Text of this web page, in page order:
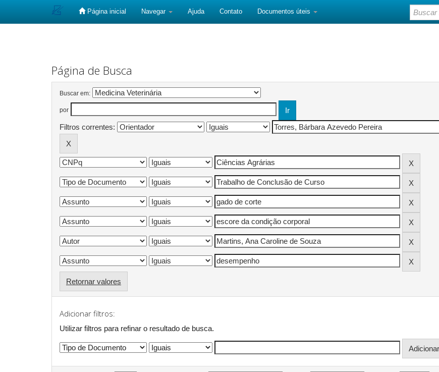
Página inicial Navegar Ajuda Contato Documentos úteis
Página de Busca
Buscar em:
por
Filtros correntes:
Retornar valores
Adicionar filtros:
Utilizar filtros para refinar o resultado de busca.